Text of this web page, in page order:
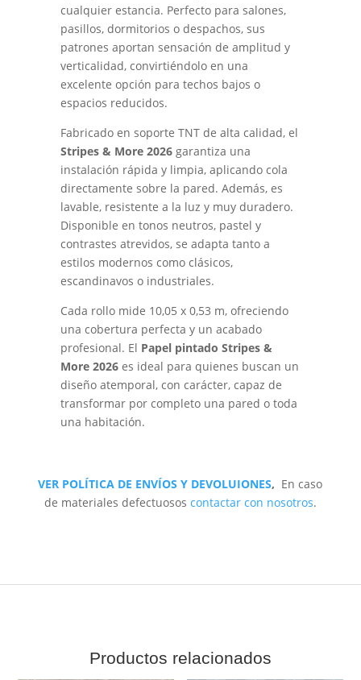
cualquier estancia. Perfecto para salones,
pasillos, dormitorios o despachos, sus
patrones aportan sensación de amplitud y
verticalidad, convirtiéndolo en una
excelente opción para techos bajos o
espacios reducidos.
Fabricado en soporte TNT de alta calidad, el
Stripes & More 2026garantiza una
instalación rápida y limpia, aplicando cola
directamente sobre la pared. Además, es
lavable, resistente a la luz y muy duradero.
Disponible en tonos neutros, pastel y
contrastes atrevidos, se adapta tanto a
estilos modernos como clásicos,
escandinavos o industriales.
Cada rollo mide 10,05 x 0,53 m, ofreciendo
una cobertura perfecta y un acabado
profesional. El Papel pintado Stripes &
More 2026es ideal para quienes buscan un
diseño atemporal, con carácter, capaz de
transformar por completo una pared o toda
una habitación.
VER POLÍTICA DE ENVÍOS Y DEVOLUIONES, En caso
de materiales defectuosos contactar con nosotros.
Productos relacionados